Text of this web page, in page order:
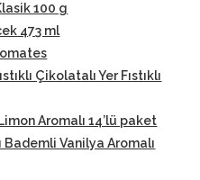
100 g
473 ml
Çikolatalı Yer Fıstıklı
Aromalı 14’lü paket
Bademli Vanilya Aromalı